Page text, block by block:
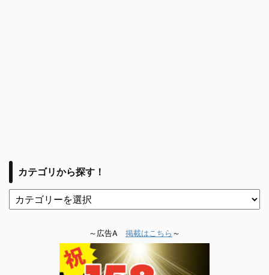
カテゴリから探す！
～広告A 掲載はこちら ～